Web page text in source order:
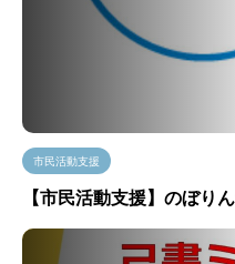
市民活動支援
【市民活動支援】のぼり